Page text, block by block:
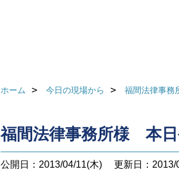
ホーム 今日の現場から 福間法律事
福間法律事務所様 本日
公開日：2013/04/11(木) 更新日：2013/